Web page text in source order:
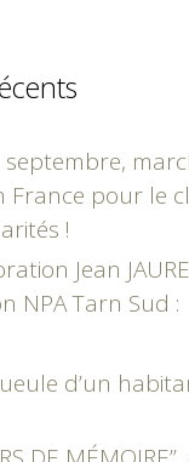
septembre,
France pour le
!
Jean
NPA Tarn Sud :
d’un